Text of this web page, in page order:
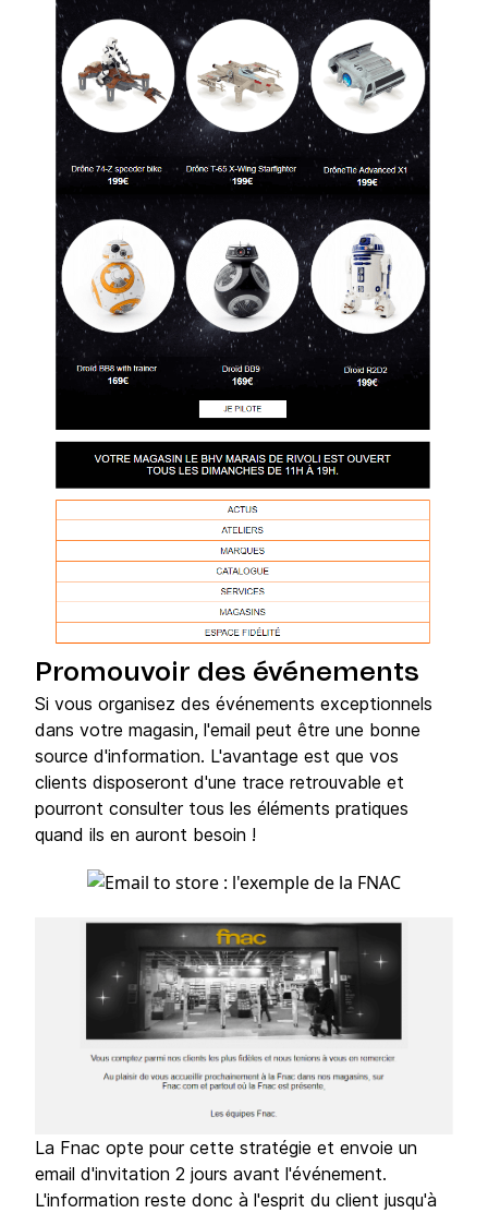
Promouvoir des événements
Si vous organisez des événements exceptionnels
dans votre magasin, l'email peut être une bonne
source d'information. L'avantage est que vos
clients disposeront d'une trace retrouvable et
pourront consulter tous les éléments pratiques
quand ils en auront besoin !
La Fnac opte pour cette stratégie et envoie un
email d'invitation 2 jours avant l'événement.
L'information reste donc à l'esprit du client jusqu'à